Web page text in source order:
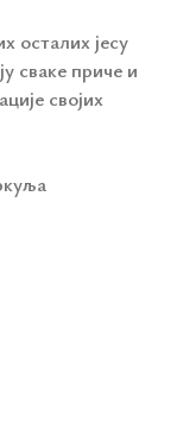
осталих јесу
сваке приче и
својих